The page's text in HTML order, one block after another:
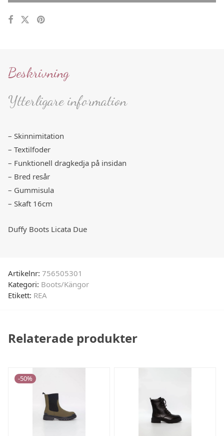
Beskrivning
Ytterligare information
– Skinnimitation
– Textilfoder
– Funktionell dragkedja på insidan
– Bred resår
– Gummisula
– Skaft 16cm
Duffy Boots Licata Due
Artikelnr: 756505301
Kategori: Boots/Kängor
Etikett: REA
Relaterade produkter
-50%